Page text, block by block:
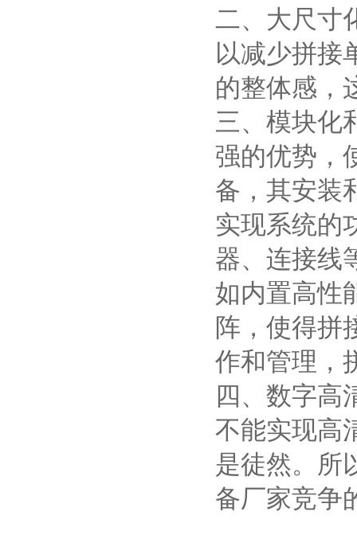
二、大尺寸
以减少拼接
的整体感，
三、模块化
强的优势，
备，其安装
实现系统的
器、连接线
如内置高性
阵，使得拼
作和管理，
四、数字高
不能实现高
是徒然。所
备厂家竞争